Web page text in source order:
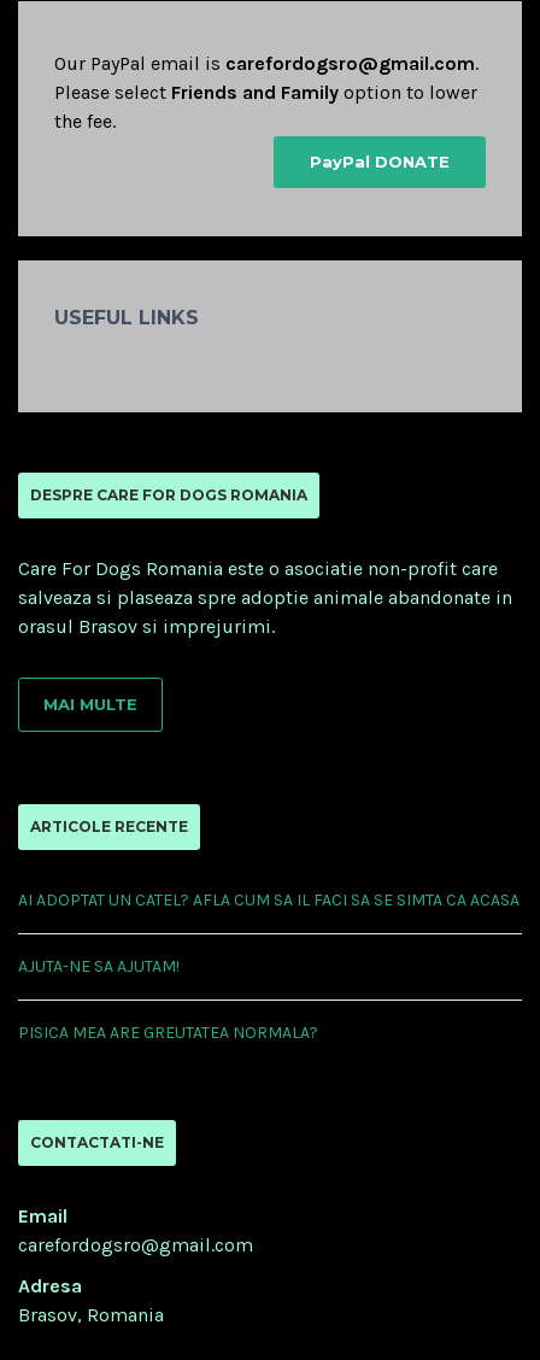
Our PayPal email is carefordogsro@gmail.com.
Please select Friends and Family option to lower
the fee.
PayPal DONATE
USEFUL LINKS
DESPRE CARE FOR DOGS ROMANIA
Care For Dogs Romania este o asociatie non-profit care
salveaza si plaseaza spre adoptie animale abandonate in
orasul Brasov si imprejurimi.
MAI MULTE
ARTICOLE RECENTE
AI ADOPTAT UN CATEL? AFLA CUM SA IL FACI SA SE SIMTA CA ACASA
AJUTA-NE SA AJUTAM!
PISICA MEA ARE GREUTATEA NORMALA?
CONTACTATI-NE
Email
carefordogsro@gmail.com
Adresa
Brasov, Romania